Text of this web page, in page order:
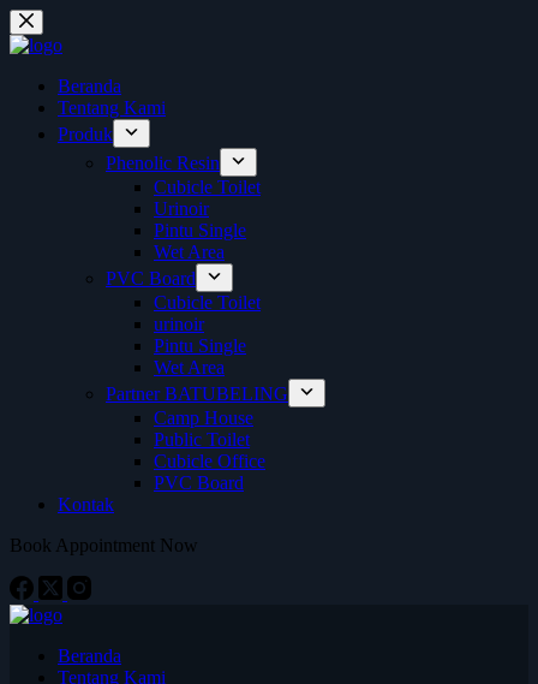
Skip
to
content
Beranda
Tentang Kami
Produk
Phenolic Resin
Cubicle Toilet
Urinoir
Pintu Single
Wet Area
PVC Board
Cubicle Toilet
urinoir
Pintu Single
Wet Area
Partner BATUBELING
Camp House
Public Toilet
Cubicle Office
PVC Board
Kontak
Book Appointment Now
Beranda
Tentang Kami